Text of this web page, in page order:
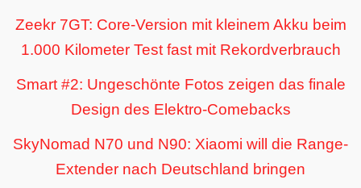
Zeekr 7GT: Core-Version mit kleinem Akku beim
1.000 Kilometer Test fast mit Rekordverbrauch
Smart #2: Ungeschönte Fotos zeigen das finale
Design des Elektro-Comebacks
SkyNomad N70 und N90: Xiaomi will die Range-
Extender nach Deutschland bringen